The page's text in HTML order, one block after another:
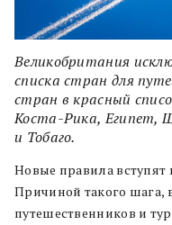
Великобритания
списка стран для
стран в красный
Коста-Рика, Египет,
и Тобаго.
Новые правила вступят
Причиной такого шага,
путешественников и